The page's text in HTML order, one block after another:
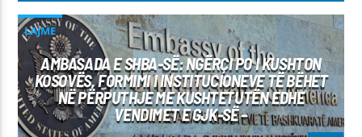
LAJME
AMBASADA E SHBA-SË: NGËRÇI PO I KUSHTON
KOSOVËS, FORMIMI I INSTITUCIONEVE TË BËHET
NË PËRPUTHJE ME KUSHTETUTËN EDHE
VENDIMET E GJK-SË –